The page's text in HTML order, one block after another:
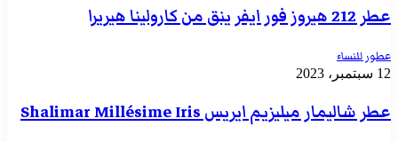
عطر 212 هيروز فور ايفر ينق من كارولينا هيريرا
عطور للنساء
12 سبتمبر، 2023
عطر شاليمار ميليزيم ايريس Shalimar Millésime Iris